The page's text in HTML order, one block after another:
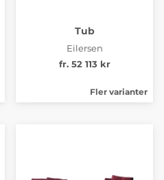
4-6 Veckor
Tub
Eilersen
fr. 52 113 kr
Fler varianter